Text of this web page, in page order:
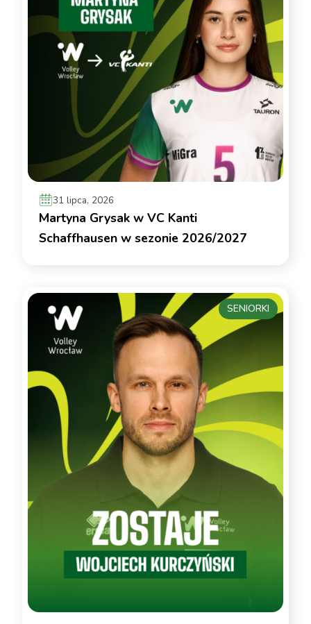
31 lipca, 2026
Martyna Grysak w VC Kanti
Schaffhausen w sezonie 2026/2027
SENIORKI